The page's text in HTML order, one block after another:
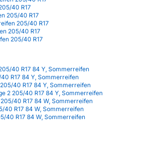
40 R17
205/40 R17
205/40 R17
205/40 R17
205/40 R17
40 R17 84 Y, Sommerreifen
R17 84 Y, Sommerreifen
40 R17 84 Y, Sommerreifen
2 205/40 R17 84 Y, Sommerreifen
40 R17 84 W, Sommerreifen
40 R17 84 W, Sommerreifen
40 R17 84 W, Sommerreifen